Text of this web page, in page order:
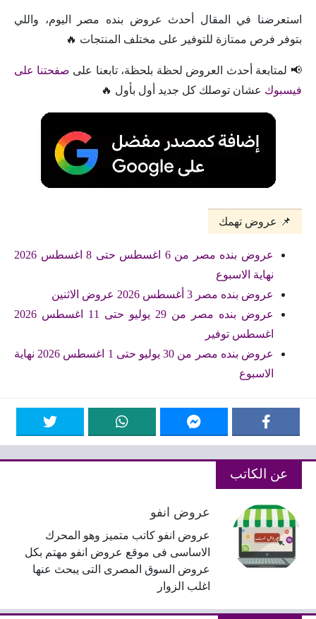
استعرضنا في المقال أحدث عروض بنده مصر اليوم، واللي
بتوفر فرص ممتازة للتوفير على مختلف المنتجات 🔥
📢 لمتابعة أحدث العروض لحظة بلحظة، تابعنا على صفحتنا على
فيسبوك عشان توصلك كل جديد أول بأول 🔥
📌 عروض تهمك
عروض بنده مصر من 6 اغسطس حتى 8 اغسطس 2026
نهاية الاسبوع
عروض بنده مصر 3 أغسطس 2026 عروض الاثنين
عروض بنده مصر من 29 يوليو حتى 11 اغسطس 2026
اغسطس توفير
عروض بنده مصر من 30 يوليو حتى 1 اغسطس 2026 نهاية
الاسبوع
عن الكاتب
عروض انفو
عروض انفو كاتب متميز وهو المحرك
الاساسى فى موقع عروض انفو مهتم بكل
عروض السوق المصرى التى يبحث عنها
اغلب الزوار